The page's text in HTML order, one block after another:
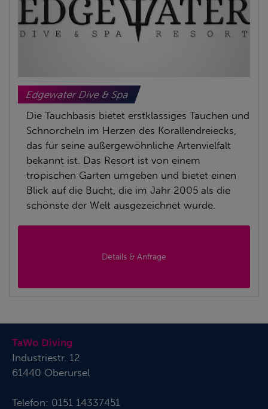
Edgewater Dive & Spa
Die Tauchbasis bietet erstklassiges Tauchen und
Schnorcheln im Herzen des Korallendreiecks,
das für seine außergewöhnliche Artenvielfalt
bekannt ist. Das Resort ist von einem
tropischen Garten umgeben und bietet einen
Blick auf die Bucht, die im Jahr 2005 als die
schönste der Welt ausgezeichnet wurde.
Details & Anfrage
TaWo Diving
Industriestr. 12
61440 Oberursel
Telefon: 0151 14337451